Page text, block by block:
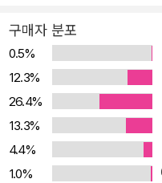
실을 만들었으며 열일곱 살에
았다. 그러나 그는 한 번도 사
신의 일부이지 직업이 아니라고 여겼다고
벤더스가 한 인터뷰에서 언급
로시마 내 사랑」을 만든 프
arker, 「태양없이」를 만든 시
럼 자신들의 영화의 스틸 컷
구매자 분포
0.5%
12.3%
26.4%
13.3%
4.4%
1.0%